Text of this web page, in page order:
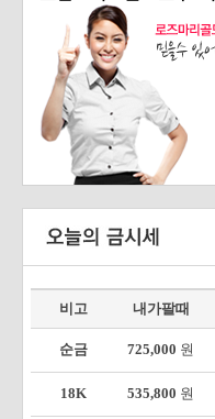
비고 내가팔때
순금 725,000 원
18K 535,800 원